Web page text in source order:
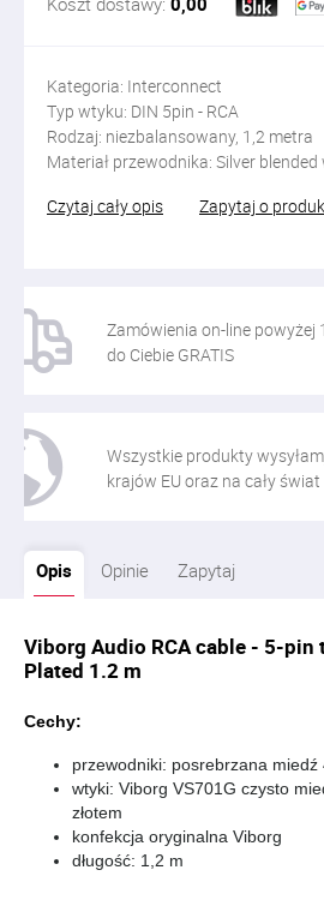
Kategoria: Interconnect
Typ wtyku: DIN 5pin - RCA
Rodzaj: niezbalansowany, 1,2 metra
Materiał przewodnika: Silver blended
Czytaj cały opis
Zapytaj o
Zamówienia on-line powyżej
do Ciebie GRATIS
Wszystkie produkty
krajów EU oraz na cały świat
Opis Opinie Zapytaj
Viborg Audio RCA cable - 5-
Plated 1.2 m
Cechy:
przewodniki: posrebrzana
wtyki: Viborg VS701G czysto
złotem
konfekcja oryginalna Viborg
długość: 1,2 m